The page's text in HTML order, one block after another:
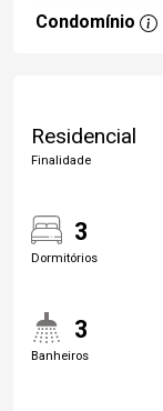
Condomínio
Residencial
Finalidade
3
Dormitórios
3
Banheiros